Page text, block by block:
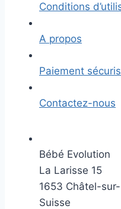
Conditions
A propos
Paiement
Contactez-nous
Bébé Evolution
La Larisse 15
1653 Châtel-
Suisse